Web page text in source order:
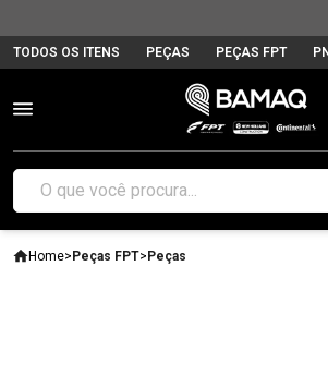
TODOS OS ITENS PEÇAS PEÇAS FPT
Home>Peças FPT>Peças